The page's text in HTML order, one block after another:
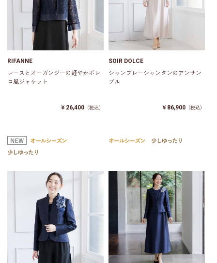
RIFANNE
レースとオーガンジーの軽やかボレ
ロ風ジャケット
￥26,400 （税込）
SOIR DOLCE
シャンブレーシャンタンのアンサン
ブル
￥86,900 （税込）